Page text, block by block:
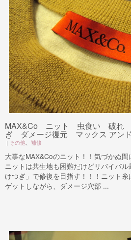
MAX&Co ニット 虫食い 破れ
ぎ ダメージ復元 マックス アン
| その他、 補修
大事なMAX&Coのニット！！気づかぬ間
ニットは共生地も困難だけどリバイバ
けつぎ」で修復を目指す！！！ニット
ゲットしながら、ダメージ穴部 ...